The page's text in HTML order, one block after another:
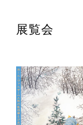
展覧会